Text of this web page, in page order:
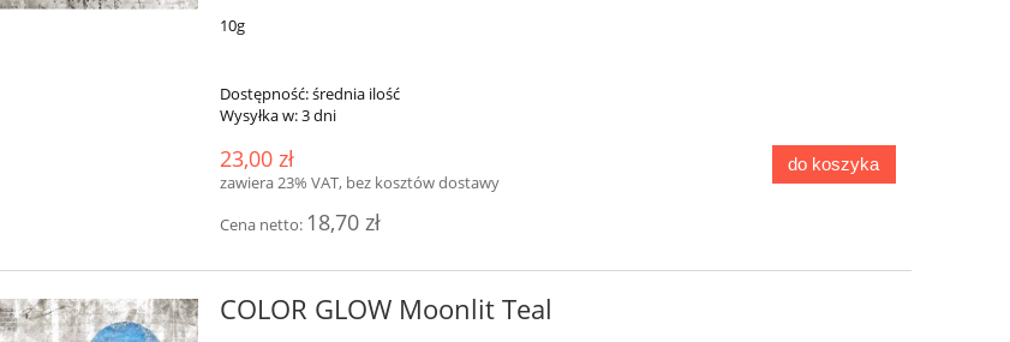
10g
Dostępność:średnia ilość
Wysyłka w:3 dni
23,00 zł
zawiera 23% VAT, bez kosztów dostawy
Cena netto: 18,70 zł
do koszyka
COLOR GLOW Moonlit Teal